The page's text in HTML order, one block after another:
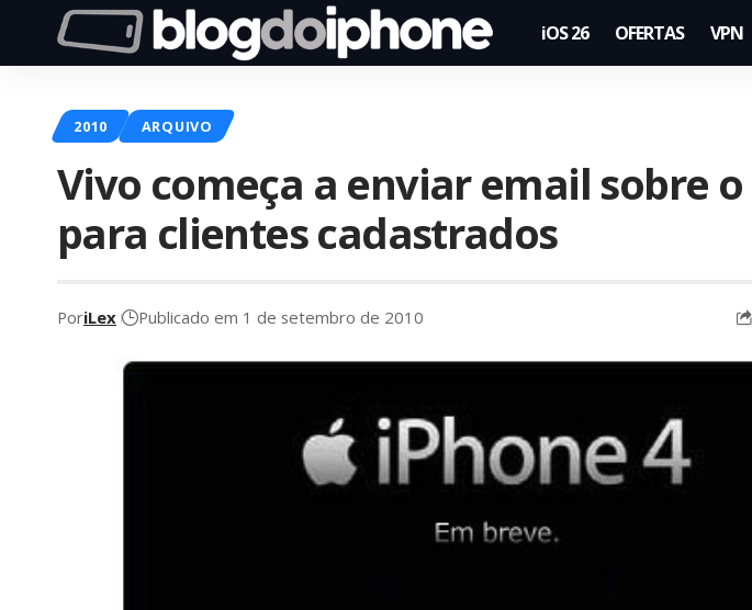
iOS 26 OFERTAS VPN
2010 ARQUIVO
Vivo começa a enviar email sobre o
para clientes cadastrados
PoriLex Publicado em 1 de setembro de 2010